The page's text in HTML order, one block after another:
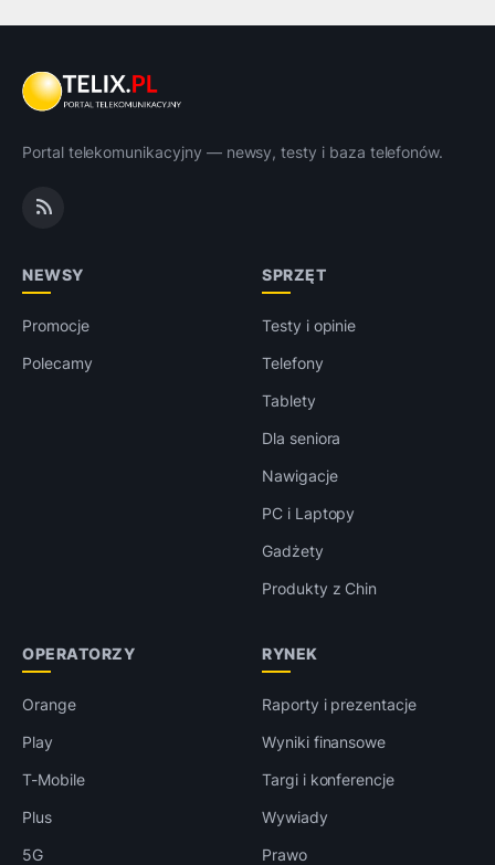
Portal telekomunikacyjny — newsy, testy i baza telefonów.
NEWSY
Promocje
Polecamy
SPRZĘT
Testy i opinie
Telefony
Tablety
Dla seniora
Nawigacje
PC i Laptopy
Gadżety
Produkty z Chin
OPERATORZY
Orange
Play
T-Mobile
Plus
5G
RYNEK
Raporty i prezentacje
Wyniki finansowe
Targi i konferencje
Wywiady
Prawo